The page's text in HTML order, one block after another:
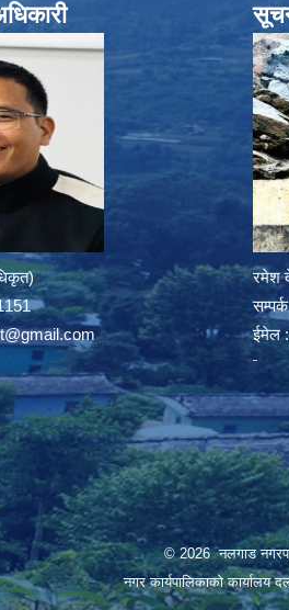
रमेश
ईमेल
© 2026 नलगाड
नगर कार्यपालिकाको कार्यालय